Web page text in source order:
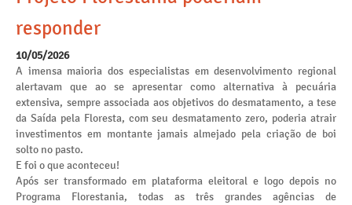
responder
10/05/2026
A imensa maioria dos especialistas em desenvolvimento regional
alertavam que ao se apresentar como alternativa à pecuária
extensiva, sempre associada aos objetivos do desmatamento, a tese
da Saída pela Floresta, com seu desmatamento zero, poderia atrair
investimentos em montante jamais almejado pela criação de boi
solto no pasto.
E foi o que aconteceu!
Após ser transformado em plataforma eleitoral e logo depois no
Programa Florestania, todas as três grandes agências de